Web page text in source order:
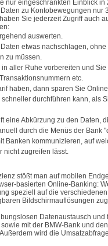
nur eingeschränkten Einblick in
zu Kontobewegungen nur
Sie jederzeit Zugriff auch
auswerten.
etwas nachschlagen, ohne
zu müssen.
aller Ruhe vorbereiten und
etc.
haben, dann sparen Sie
durchführen kann, als
eine Abkürzung zu den Daten,
durch die Menüs der Bank
Banken kommunizieren, auf
nicht zugreifen lässt.
stößt man auf mobilen
basierten Online-Banking:
speziell auf die
Bildschirmauflösungen
Datenaustausch und
mit der BMW-Bank und
wird die